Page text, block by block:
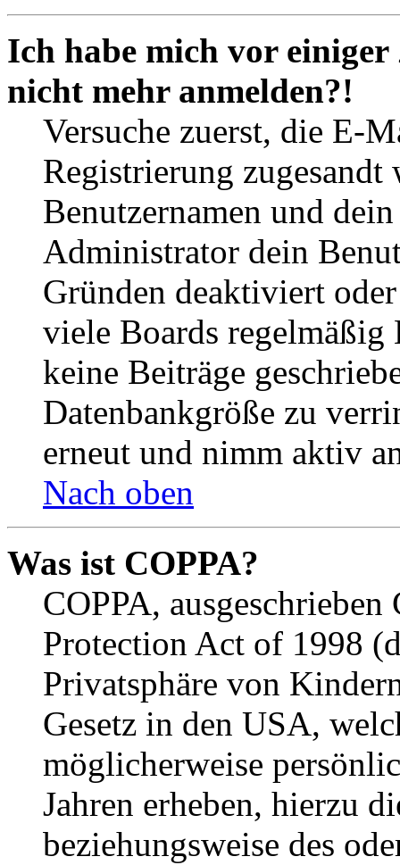
Ich habe mich vor
nicht mehr anmelden?!
Versuche zuerst, die E-
Registrierung
Benutzernamen und
Administrator dein
Gründen deaktiviert
viele Boards
keine Beiträge
Datenbankgröße zu
erneut und nimm aktiv
Nach oben
Was ist COPPA?
COPPA,
Protection Act of 1998
Privatsphäre von
Gesetz in den USA,
möglicherweise
Jahren erheben, hierzu
beziehungsweise des